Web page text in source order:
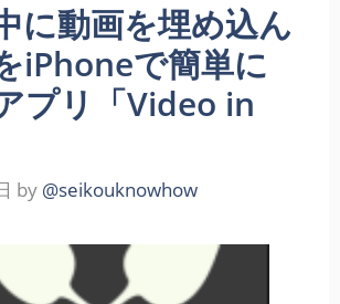
に動画を埋め込ん
iPhoneで簡単に
プリ「Video in
by @seikouknowhow